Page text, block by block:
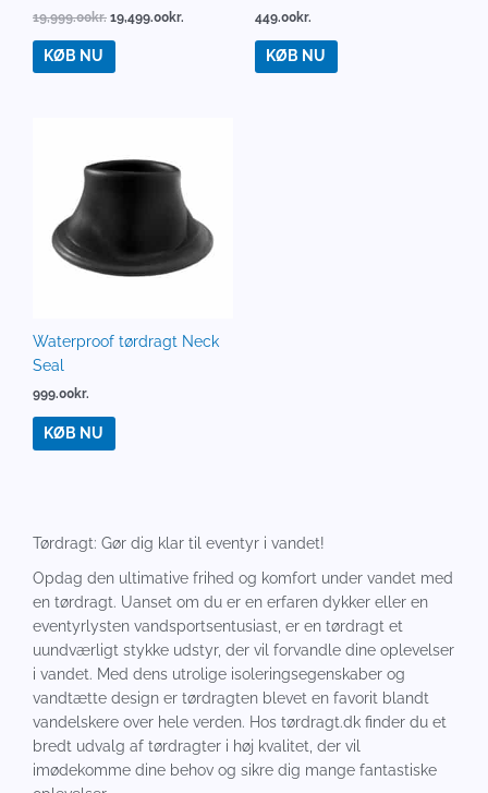
19,999.00kr. 19,499.00kr.
KØB NU
449.00kr.
KØB NU
Waterproof tørdragt Neck
Seal
999.00kr.
KØB NU
Tørdragt: Gør dig klar til eventyr i vandet!
Opdag den ultimative frihed og komfort under vandet med
en tørdragt. Uanset om du er en erfaren dykker eller en
eventyrlysten vandsportsentusiast, er en tørdragt et
uundværligt stykke udstyr, der vil forvandle dine oplevelser
i vandet. Med dens utrolige isoleringsegenskaber og
vandtætte design er tørdragten blevet en favorit blandt
vandelskere over hele verden. Hos tørdragt.dk finder du et
bredt udvalg af tørdragter i høj kvalitet, der vil
imødekomme dine behov og sikre dig mange fantastiske